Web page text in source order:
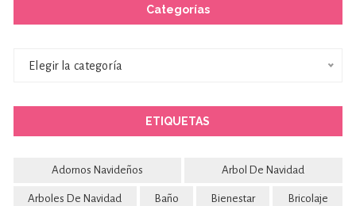
Categorías
Elegir la categoría
ETIQUETAS
Adornos Navideños Arbol De Navidad
Arboles De Navidad Baño Bienestar Bricolaje